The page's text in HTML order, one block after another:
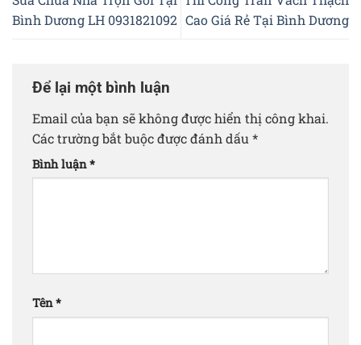
Bình Dương LH 0931821092 Cao Giá Rẻ Tại Bình Dương
Để lại một bình luận
Email của bạn sẽ không được hiển thị công khai.
Các trường bắt buộc được đánh dấu *
Bình luận*
Tên*